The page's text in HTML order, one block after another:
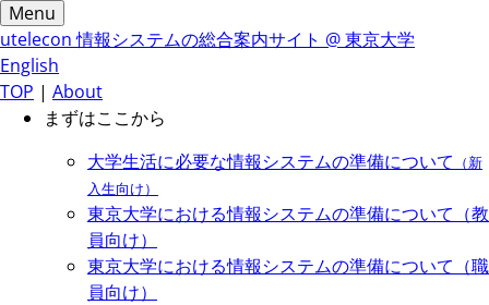
Menu
utelecon 情報システムの総合案内サイト @ 東京大学
English
TOP | About
まずはここから
大学生活に必要な情報システムの準備について （新
入生向け）
東京大学における情報システムの準備について（教
員向け）
東京大学における情報システムの準備について（職
員向け）